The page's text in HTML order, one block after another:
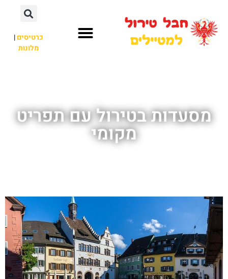
כרטיסים|
מלונות
מסעדות בטירול עם תפריט
מקומי